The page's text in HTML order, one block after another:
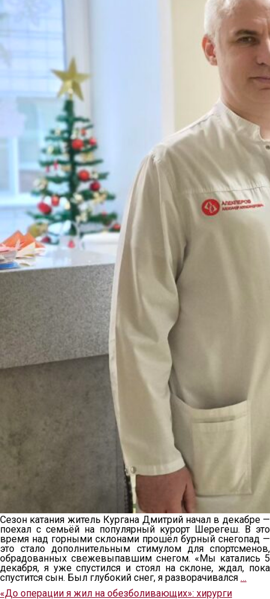
Сезон катания житель Кургана Дмитрий начал в декабре —
поехал с семьёй на популярный курорт Шерегеш. В это
время над горными склонами прошёл бурный снегопад —
это стало дополнительным стимулом для спортсменов,
обрадованных свежевыпавшим снегом. «Мы катались 5
декабря, я уже спустился и стоял на склоне, ждал, пока
спустится сын. Был глубокий снег, я разворачивался …
«До операции я жил на обезболивающих»: хирурги